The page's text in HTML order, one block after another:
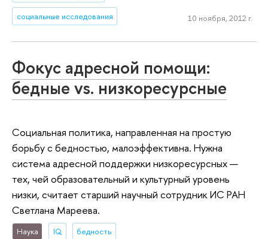
социальные исследования 10 ноября, 2012 г.
Фокус адресной помощи:
бедные vs. низкоресурсные
Социальная политика, направленная на простую
борьбу с бедностью, малоэффективна. Нужна
система адресной поддержки низкоресурсных —
тех, чей образовательный и культурный уровень
низки, считает старший научный сотрудник ИС РАН
Светлана Мареева.
Наука IQ бедность